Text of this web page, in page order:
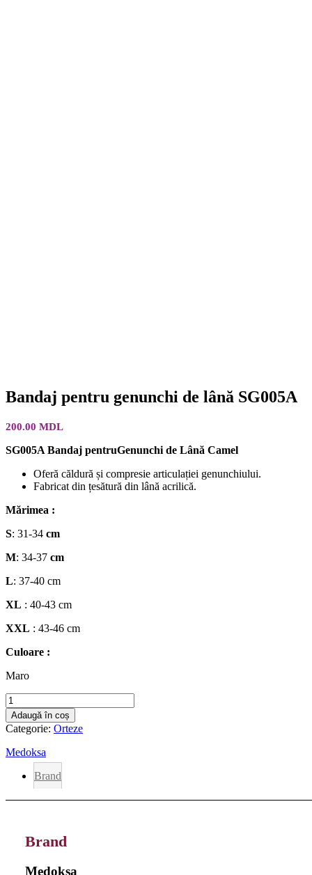
Bandaj pentru genunchi de lână SG005A
200.00 MDL
SG005A Bandaj pentruGenunchi de Lână Camel
Oferă căldură și compresie articulației genunchiului.
Fabricat din țesătură din lână acrilică.
Mărimea :
S: 31-34 cm
M: 34-37 cm
L: 37-40 cm
XL : 40-43 cm
XXL : 43-46 cm
Culoare :
Maro
Cantitate
Bandaj
pentru
genunchi
de
lână
SG005A
Adaugă în coș
Categorie: Orteze
Medoksa
Brand
Brand
Medoksa